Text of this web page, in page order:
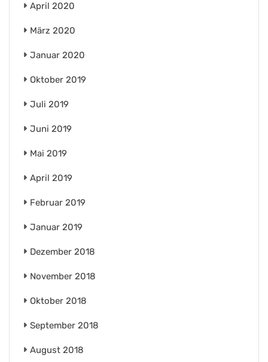
April 2020
März 2020
Januar 2020
Oktober 2019
Juli 2019
Juni 2019
Mai 2019
April 2019
Februar 2019
Januar 2019
Dezember 2018
November 2018
Oktober 2018
September 2018
August 2018